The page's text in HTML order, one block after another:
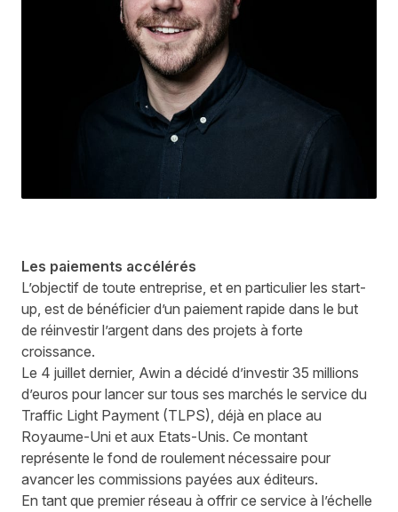
Les paiements accélérés
L’objectif de toute entreprise, et en particulier les start-
up, est de bénéficier d’un paiement rapide dans le but
de réinvestir l’argent dans des projets à forte
croissance.
Le 4 juillet dernier, Awin a décidé d’investir 35 millions
d’euros pour lancer sur tous ses marchés le service du
Traffic Light Payment (TLPS), déjà en place au
Royaume-Uni et aux Etats-Unis. Ce montant
représente le fond de roulement nécessaire pour
avancer les commissions payées aux éditeurs.
En tant que premier réseau à offrir ce service à l’échelle